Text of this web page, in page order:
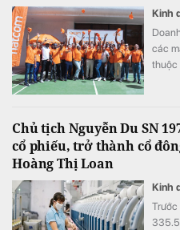
Kinh
các
thuộc
Chủ tịch Nguyễn Du SN
cổ phiếu, trở thành cổ
Hoàng Thị Loan
Kinh
Trước